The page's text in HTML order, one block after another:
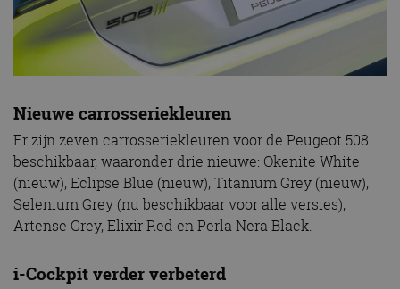
Nieuwe carrosseriekleuren
Er zijn zeven carrosseriekleuren voor de Peugeot 508
beschikbaar, waaronder drie nieuwe: Okenite White
(nieuw), Eclipse Blue (nieuw), Titanium Grey (nieuw),
Selenium Grey (nu beschikbaar voor alle versies),
Artense Grey, Elixir Red en Perla Nera Black.
i-Cockpit verder verbeterd